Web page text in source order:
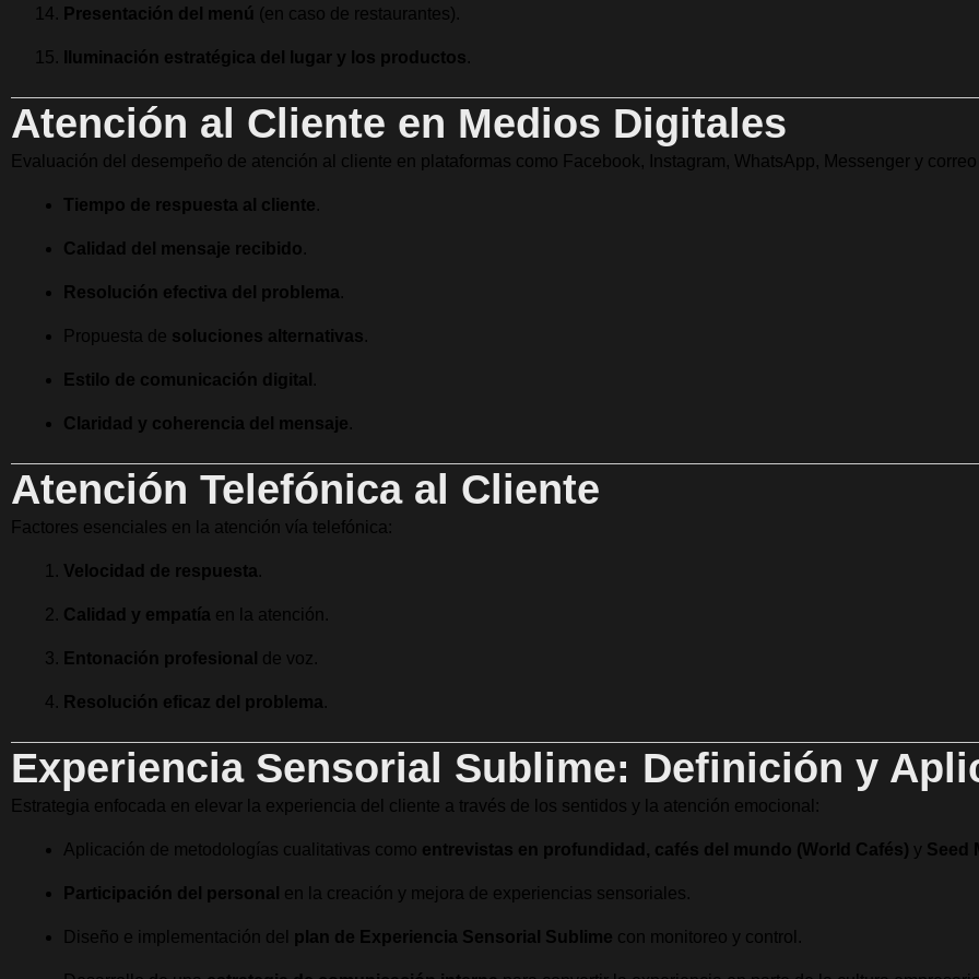
Presentación del menú (en caso de restaurantes).
Iluminación estratégica del lugar y los productos.
Atención al Cliente en Medios Digitales
Evaluación del desempeño de atención al cliente en plataformas como Facebook, Instagram, WhatsApp, Messenger y
Tiempo de respuesta al cliente.
Calidad del mensaje recibido.
Resolución efectiva del problema.
Propuesta de soluciones alternativas.
Estilo de comunicación digital .
Claridad y coherencia del mensaje.
Atención Telefónica al Cliente
Factores esenciales en la atención vía telefónica:
Velocidad de respuesta.
Calidad y empatía en la atención.
Entonación profesional de voz.
Resolución eficaz del problema.
Experiencia Sensorial Sublime: Definición y
Estrategia enfocada en elevar la experiencia del cliente a través de los sentidos y la atención emocional:
Aplicación de metodologías cualitativas como entrevistas en profundidad, cafés del mundo (World Cafés) y Seed
Participación del personal en la creación y mejora de experiencias sensoriales.
Diseño e implementación del plan de Experiencia Sensorial Sublime con monitoreo y control.